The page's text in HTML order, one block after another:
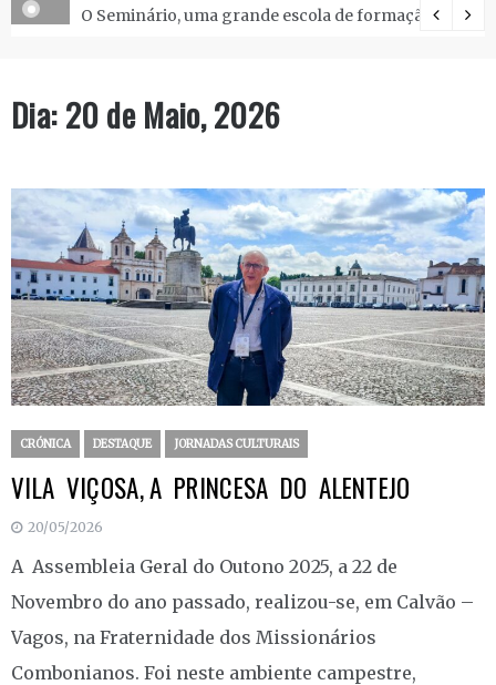
O Seminário, uma grande escola de formação.
Dia:20 de Maio, 2026
CRÓNICA DESTAQUE JORNADAS CULTURAIS
VILA VIÇOSA, A PRINCESA DO ALENTEJO
20/05/2026
A Assembleia Geral do Outono 2025, a 22 de
Novembro do ano passado, realizou-se, em Calvão –
Vagos, na Fraternidade dos Missionários
Combonianos. Foi neste ambiente campestre,